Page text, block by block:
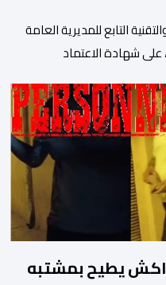
التابع للمديرية العامة
على شهادة الاعتماد
فروع البيولوجيا والكيمياء،
وكذا الآثار الرقمية
الأمريكية للاعتماد
يطيح بمشتبه